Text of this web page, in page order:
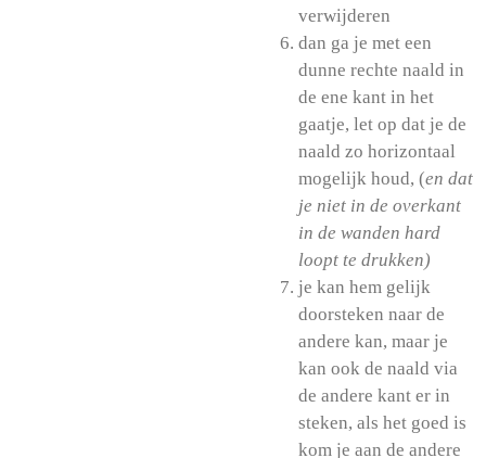
verwijderen
dan ga je met een
dunne rechte naald in
de ene kant in het
gaatje, let op dat je de
naald zo horizontaal
mogelijk houd, (en dat
je niet in de overkant
in de wanden hard
loopt te drukken)
je kan hem gelijk
doorsteken naar de
andere kan, maar je
kan ook de naald via
de andere kant er in
steken, als het goed is
kom je aan de andere